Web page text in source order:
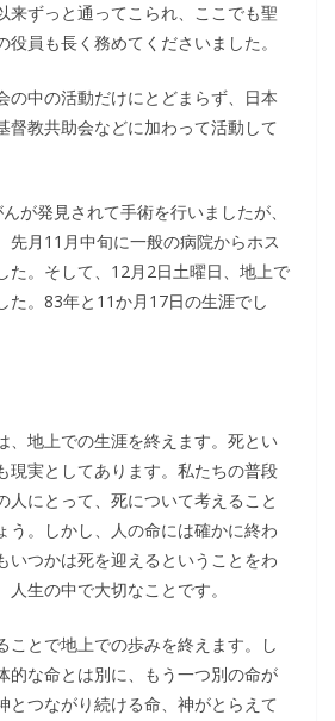
来ずっと通ってこられ、ここでも聖
員も長く務めてくださいました。
の中の活動だけにとどまらず、日本
督教共助会などに加わって活動して
が発見されて手術を行いましたが、
先月11月中旬に一般の病院からホス
た。そして、12月2日土曜日、地上で
た。83年と11か月17日の生涯でし
、地上での生涯を終えます。死とい
現実としてあります。私たちの普段
人にとって、死について考えること
う。しかし、人の命には確かに終わ
いつかは死を迎えるということをわ
人生の中で大切なことです。
ことで地上での歩みを終えます。し
的な命とは別に、もう一つ別の命が
とつながり続ける命、神がとらえて